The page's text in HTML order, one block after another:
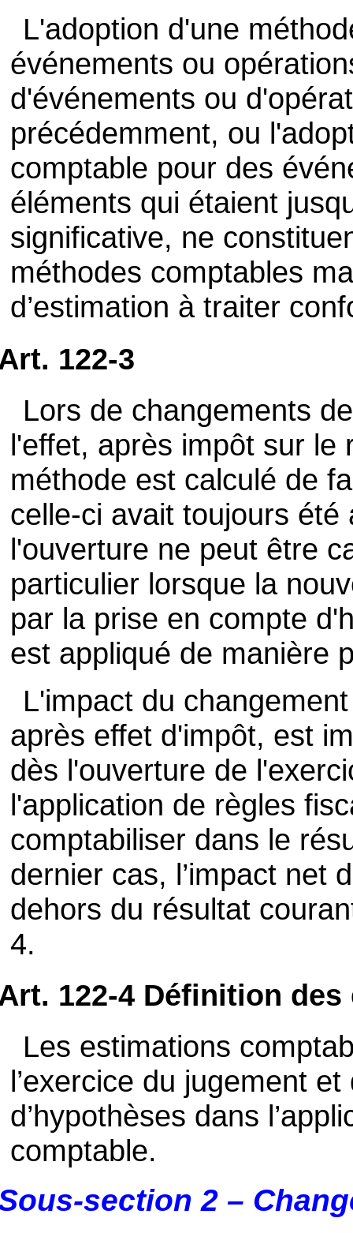
L'adoption d'une
événements ou
d'événements ou
précédemment, ou
comptable pour des
éléments qui étaient
significative, ne
méthodes comptables
d’estimation à traiter
122-3
Lors de changements
l'effet, après impôt sur le
méthode est calculé de
celle-ci avait toujours été
l'ouverture ne peut être
particulier lorsque la
par la prise en compte
est appliqué de manière
L'impact du
après effet d'impôt, est
dès l'ouverture de
l'application de règles
comptabiliser dans le
dernier cas, l’impact net
dehors du résultat
4.
122-4 Définition
Les estimations
l’exercice du jugement
d’hypothèses dans
comptable.
section 2 –